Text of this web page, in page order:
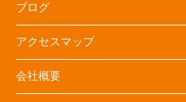
ブログ
アクセスマップ
会社概要